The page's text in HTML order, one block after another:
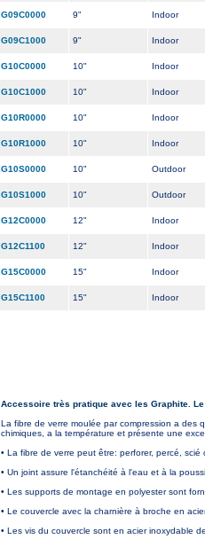
G09C0000 9" Indoor
G09C1000 9" Indoor
G10C0000 10" Indoor
G10C1000 10" Indoor
G10R0000 10" Indoor
G10R1000 10" Indoor
G10S0000 10" Outdoor
G10S1000 10" Outdoor
G12C0000 12" Indoor
G12C1100 12" Indoor
G15C0000 15" Indoor
G15C1100 15" Indoor
Accessoire très pratique avec les Graphite.
La fibre de verre moulée par compression a des
chimiques, a la température et présente une
• La fibre de verre peut être: perforer, percé, scié
• Un joint assure l'étanchéité à l'eau et à la
• Les supports de montage en polyester sont
• Le couvercle avec la charnière à broche en
• Les vis du couvercle sont en acier inoxydable